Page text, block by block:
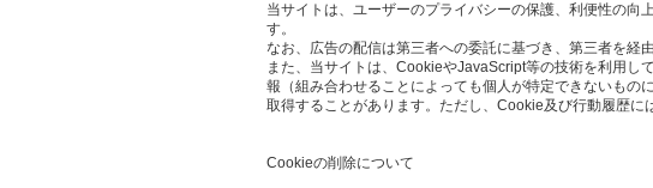
当サイトは、ユーザーのプライバシーの保護、利便性の
す。
なお、広告の配信は第三者への委託に基づき、第三者を経
また、当サイトは、CookieやJavaScript等の技術を利用し
報（組み合わせることによっても個人が特定できないもの
取得することがあります。ただし、Cookie及び行動履歴に
Cookieの削除について